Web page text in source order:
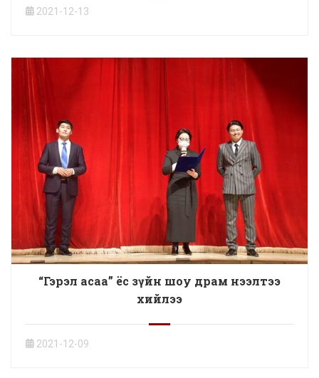
2021-12-13
“Гэрэл асаа” ёс зүйн шоу драм нээлтээ
хийлээ
2021-12-09